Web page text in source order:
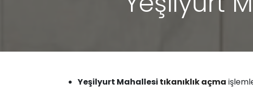
Yeşilyurt Mahallesi tıkanıklıkaçma